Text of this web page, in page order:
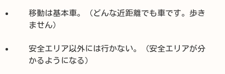
移動は基本車。（どんな近距離でも車です。歩き
ません）
安全エリア以外には行かない。（安全エリアが分
かるようになる）